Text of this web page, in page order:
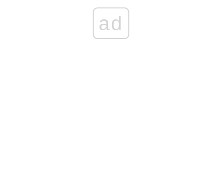
ad